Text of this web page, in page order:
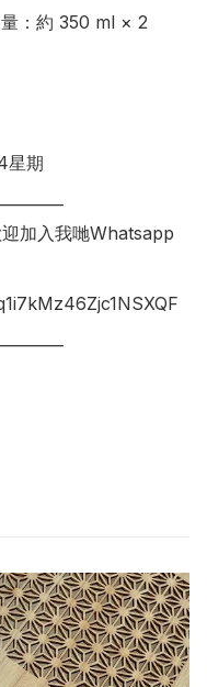
：約 350 ml × 2
星期
加入我哋Whatsapp